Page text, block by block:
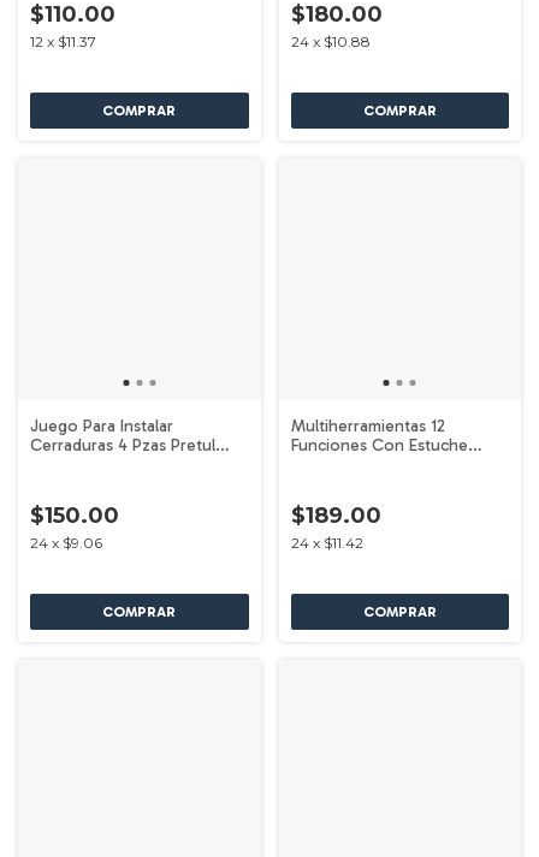
$110.00
12 x $11.37
$180.00
24 x $10.88
Juego Para Instalar
Cerraduras 4 Pzas Pretul
$150.00
24 x $9.06
Multiherramientas 12
Funciones Con Estuche
$189.00
24 x $11.42